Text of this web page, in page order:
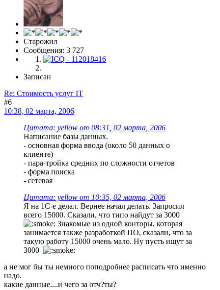
Старожил
Сообщения: 3 727
Записан
Re: Стоимость услуг IT
#6
10:38, 02 марта, 2006
Цитата: yellow от 08:31, 02 марта, 2006
Написание базы данных.
- основная форма ввода (около 50 данных о
клиенте)
- пара-тройка средних по сложности отчетов
- форма поиска
- сетевая
Цитата: yellow от 10:35, 02 марта, 2006
Я на 1С-е делал. Вернее начал делать. Запросил
всего 15000. Сказали, что типо найдут за 3000
Знакомые из одной конторы, которая
занимается также разработкой ПО, сказали, что за
такую работу 15000 очень мало. Ну пусть ищут за
3000
а не мог бы ты немного поподробнее расписать что именно
надо.
какие данные....и чего за отч?ты?